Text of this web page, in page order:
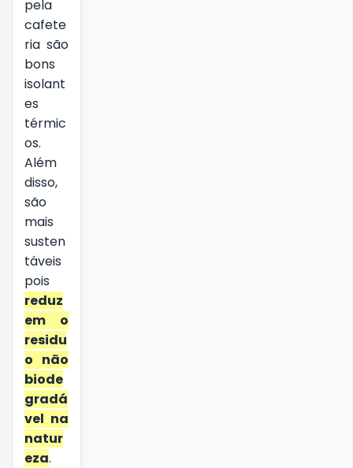
pela
cafete
ria são
bons
isolant
es
térmic
os.
Além
disso,
são
mais
susten
táveis
pois
reduz
em o
residu
o não
biode
gradá
vel na
natur
eza.